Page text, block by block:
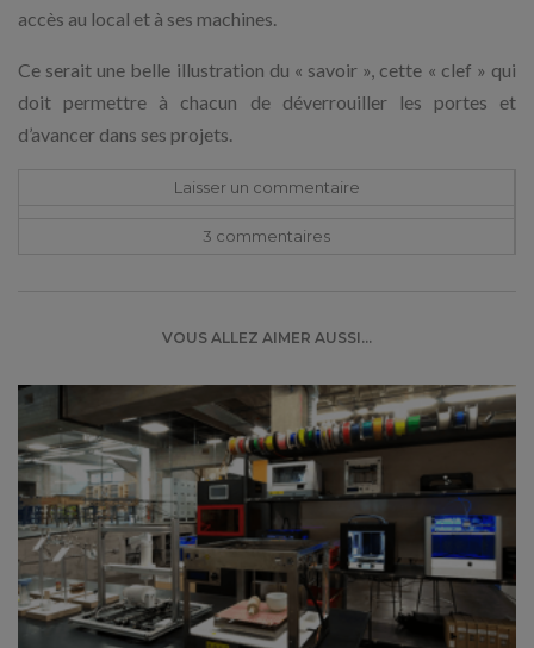
accès au local et à ses machines.
Ce serait une belle illustration du « savoir », cette « clef » qui
doit permettre à chacun de déverrouiller les portes et
d’avancer dans ses projets.
Laisser un commentaire
3 commentaires
VOUS ALLEZ AIMER AUSSI...